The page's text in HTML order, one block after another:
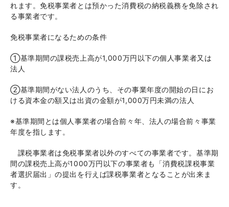
れます。免税事業者とは預かった消費税の納税義務を免除され
る事業者です。
免税事業者になるための条件
①基準期間の課税売上高が1,000万円以下の個人事業者又は
法人
②基準期間がない法人のうち、その事業年度の開始の日にお
ける資本金の額又は出資の金額が1,000万円未満の法人
※基準期間とは個人事業者の場合前々年、法人の場合前々事業
年度を指します。
課税事業者は免税事業者以外のすべての事業者です。基準期
間の課税売上高が1000万円以下の事業者も「消費税課税事業
者選択届出」の提出を行えば課税事業者となることが出来ま
す。